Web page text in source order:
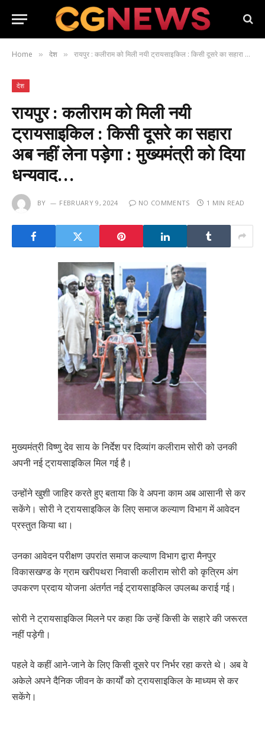
Home » देश » रायपुर : कलीराम को मिली नयी ट्रायसाइकिल : किसी दूसरे का सहारा अब नहीं लेना पड़ेगा : मुख्यमंत्री को दिया धन्यवाद…
देश
रायपुर : कलीराम को मिली नयी
ट्रायसाइकिल : किसी दूसरे का सहारा
अब नहीं लेना पड़ेगा : मुख्यमंत्री को दिया
धन्यवाद…
BY FEBRUARY 9, 2024 NO COMMENTS 1 MIN READ
मुख्यमंत्री विष्णु देव साय के निर्देश पर दिव्यांग कलीराम सोरी को उनकी
अपनी नई ट्रायसाइकिल मिल गई है।
उन्होंने खुशी जाहिर करते हुए बताया कि वे अपना काम अब आसानी से कर
सकेंगे। सोरी ने ट्रायसाइकिल के लिए समाज कल्याण विभाग में आवेदन
प्रस्तुत किया था।
उनका आवेदन परीक्षण उपरांत समाज कल्याण विभाग द्वारा मैनपुर
विकासखण्ड के ग्राम खरीपथरा निवासी कलीराम सोरी को कृत्रिम अंग
उपकरण प्रदाय योजना अंतर्गत नई ट्रायसाइकिल उपलब्ध कराई गई।
सोरी ने ट्रायसाइकिल मिलने पर कहा कि उन्हें किसी के सहारे की जरूरत
नहीं पड़ेगी।
पहले वे कहीं आने-जाने के लिए किसी दूसरे पर निर्भर रहा करते थे। अब वे
अकेले अपने दैनिक जीवन के कार्यों को ट्रायसाइकिल के माध्यम से कर
सकेंगे।